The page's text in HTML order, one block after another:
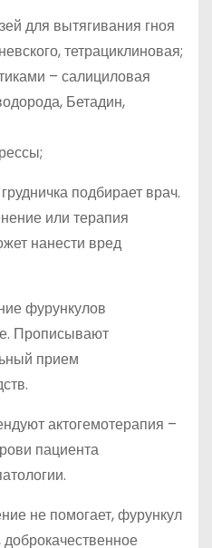
для вытягивания гноя
тетрациклиновая;
– салициловая
Бетадин,
подбирает врач.
или терапия
нанести вред
фурункулов
Прописывают
прием
актогемотерапия –
пациента
не помогает, фурункул